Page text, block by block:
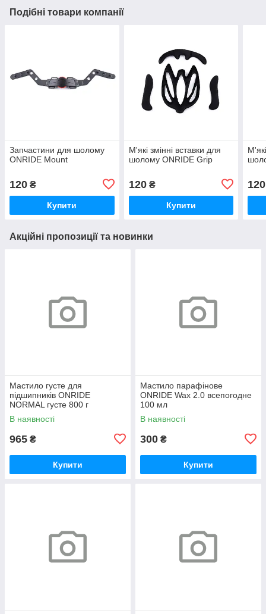
Подібні товари компанії
Запчастини для шолому
ONRIDE Mount
120 ₴
Купити
М'які змінні вставки для
шолому ONRIDE Grip
120₴
Купити
120
Акційні пропозиції та новинки
Мастило густе для
підшипників ONRIDE
NORMAL густе 800 г
(металева банка)
В наявності
965 ₴
Купити
Мастило парафінове
ONRIDE Wax 2.0 всепогодне
100 мл
В наявності
300 ₴
Купити